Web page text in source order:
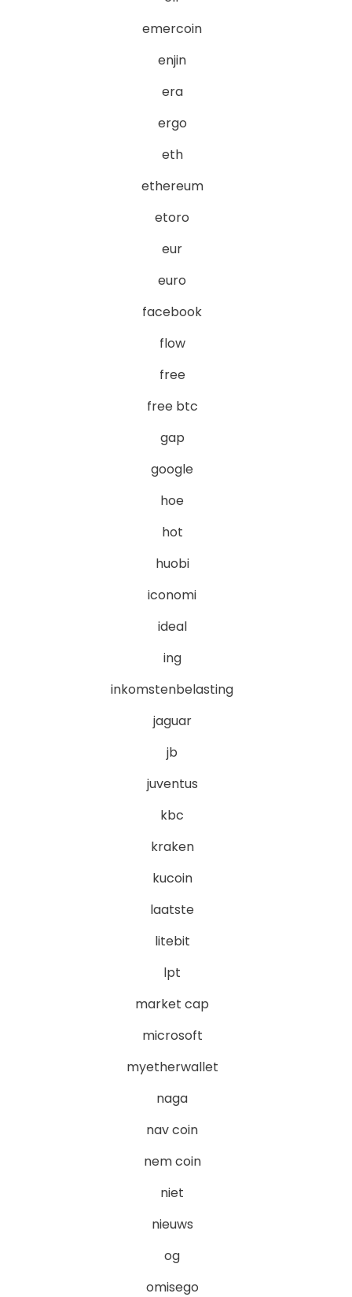
emercoin
enjin
era
ergo
eth
ethereum
etoro
eur
euro
facebook
flow
free
free btc
gap
google
hoe
hot
huobi
iconomi
ideal
ing
inkomstenbelasting
jaguar
jb
juventus
kbc
kraken
kucoin
laatste
litebit
lpt
market cap
microsoft
myetherwallet
naga
nav coin
nem coin
niet
nieuws
og
omisego